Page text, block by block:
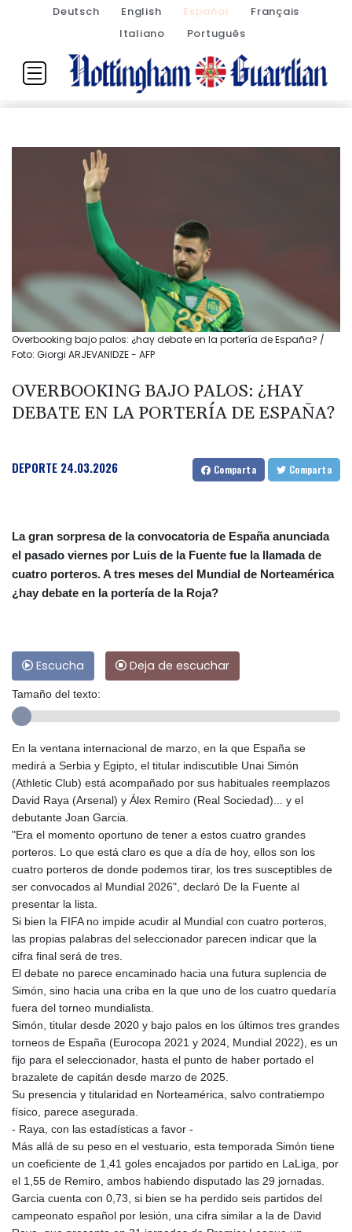
Deutsch English Español
Français
Italiano
Português
Overbooking bajo palos: ¿hay debate en la portería de España? /
Foto: Giorgi ARJEVANIDZE - AFP
OVERBOOKING BAJO PALOS: ¿HAY
DEBATE EN LA PORTERÍA DE ESPAÑA?
DEPORTE 24.03.2026 Comparta Comparta
La gran sorpresa de la convocatoria de España anunciada
el pasado viernes por Luis de la Fuente fue la llamada de
cuatro porteros. A tres meses del Mundial de Norteamérica
¿hay debate en la portería de la Roja?
Escucha Deja de escuchar
Tamaño del texto:
En la ventana internacional de marzo, en la que España se
medirá a Serbia y Egipto, el titular indiscutible Unai Simón
(Athletic Club) está acompañado por sus habituales reemplazos
David Raya (Arsenal) y Álex Remiro (Real Sociedad)... y el
debutante Joan Garcia.
"Era el momento oportuno de tener a estos cuatro grandes
porteros. Lo que está claro es que a día de hoy, ellos son los
cuatro porteros de donde podemos tirar, los tres susceptibles de
ser convocados al Mundial 2026", declaró De la Fuente al
presentar la lista.
Si bien la FIFA no impide acudir al Mundial con cuatro porteros,
las propias palabras del seleccionador parecen indicar que la
cifra final será de tres.
El debate no parece encaminado hacia una futura suplencia de
Simón, sino hacia una criba en la que uno de los cuatro quedaría
fuera del torneo mundialista.
Simón, titular desde 2020 y bajo palos en los últimos tres grandes
torneos de España (Eurocopa 2021 y 2024, Mundial 2022), es un
fijo para el seleccionador, hasta el punto de haber portado el
brazalete de capitán desde marzo de 2025.
Su presencia y titularidad en Norteamérica, salvo contratiempo
físico, parece asegurada.
- Raya, con las estadísticas a favor -
Más allá de su peso en el vestuario, esta temporada Simón tiene
un coeficiente de 1,41 goles encajados por partido en LaLiga, por
el 1,55 de Remiro, ambos habiendo disputado las 29 jornadas.
Garcia cuenta con 0,73, si bien se ha perdido seis partidos del
campeonato español por lesión, una cifra similar a la de David